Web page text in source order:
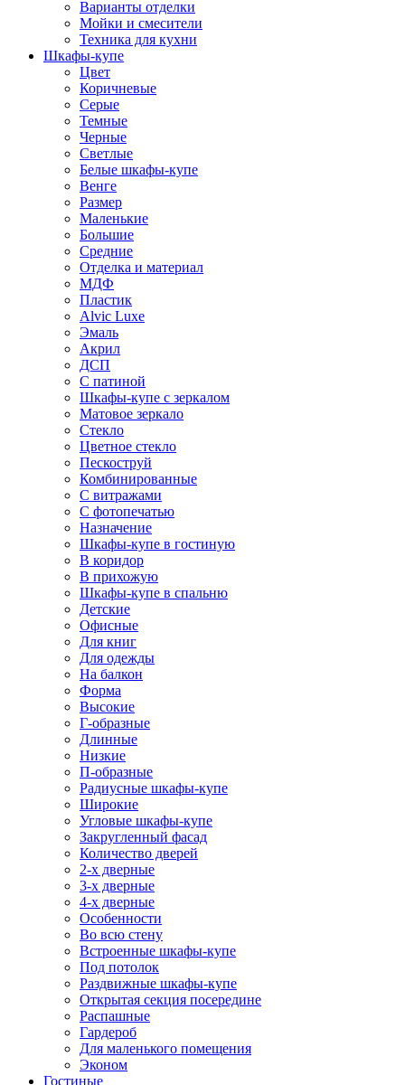
Варианты отделки
Мойки и смесители
Техника для кухни
Шкафы-купе
Цвет
Коричневые
Серые
Темные
Черные
Светлые
Белые шкафы-купе
Венге
Размер
Маленькие
Большие
Средние
Отделка и материал
МДФ
Пластик
Alvic Luxe
Эмаль
Акрил
ДСП
С патиной
Шкафы-купе с зеркалом
Матовое зеркало
Стекло
Цветное стекло
Пескоструй
Комбинированные
С витражами
С фотопечатью
Назначение
Шкафы-купе в гостиную
В коридор
В прихожую
Шкафы-купе в спальню
Детские
Офисные
Для книг
Для одежды
На балкон
Форма
Высокие
Г-образные
Длинные
Низкие
П-образные
Радиусные шкафы-купе
Широкие
Угловые шкафы-купе
Закругленный фасад
Количество дверей
2-х дверные
3-х дверные
4-х дверные
Особенности
Во всю стену
Встроенные шкафы-купе
Под потолок
Раздвижные шкафы-купе
Открытая секция посередине
Распашные
Гардероб
Для маленького помещения
Эконом
Гостиные